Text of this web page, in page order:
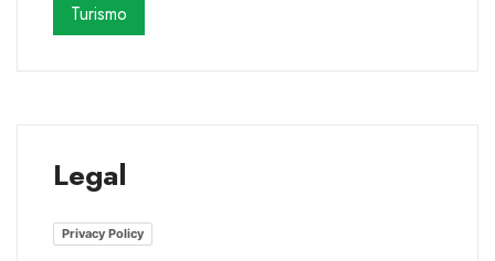
Turismo
Legal
Privacy Policy